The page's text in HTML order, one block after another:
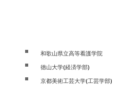
和歌山県立高等看護学院
徳山大学(経済学部)
京都美術工芸大学(工芸学部)